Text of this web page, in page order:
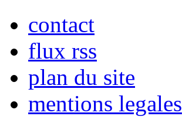
contact
flux rss
plan du site
mentions legales